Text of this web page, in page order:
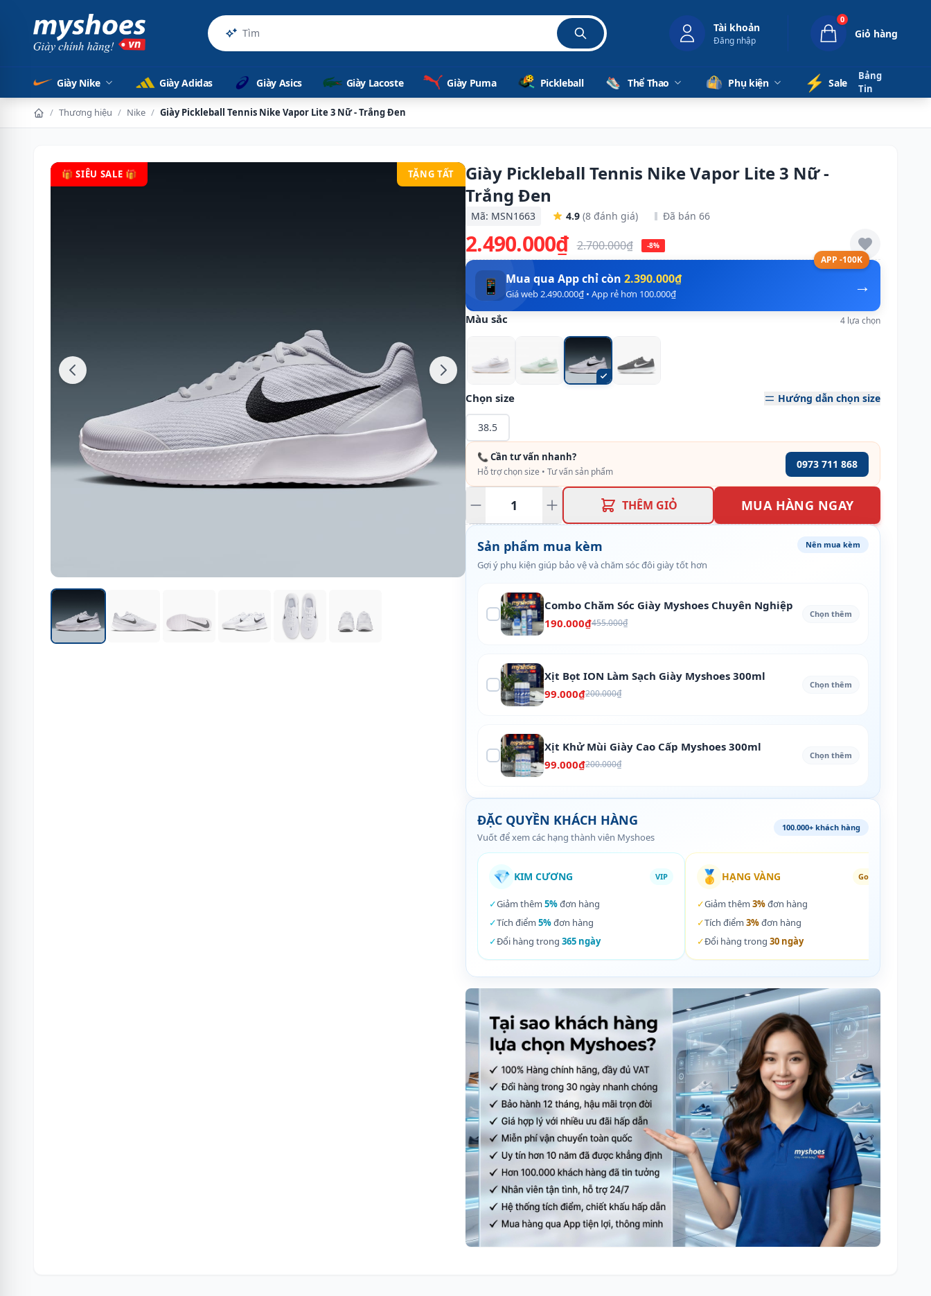
Sản phẩm ch Tài khoản
Đăng nhập
0
Giỏ hàng
Giày Nike Giày Adidas Giày Asics Giày Lacoste Giày Puma Pickleball Thể Thao Phụ kiện ⚡️ Sale
Bảng
Tin
/ Thương hiệu / Nike / Giày Pickleball Tennis Nike Vapor Lite 3 Nữ - Trắng Đen
🎁 SIÊU SALE 🎁 TẶNG TẤT
Giày Pickleball Tennis Nike Vapor Lite 3 Nữ -
Trắng Đen
Mã: MSN1663 4.9 (8 đánh giá) Đã bán 66
2.490.000₫ 2.700.000₫ -8%
APP -100K
→
📱 Mua qua App chỉ còn 2.390.000₫
Giá web 2.490.000₫ • App rẻ hơn 100.000₫
Màu sắc 4 lựa chọn
Chọn size Hướng dẫn chọn size
38.5
📞 Cần tư vấn nhanh?
Hỗ trợ chọn size • Tư vấn sản phẩm
0973 711 868
THÊM GIỎ MUA HÀNG NGAY
Sản phẩm mua kèm
Gợi ý phụ kiện giúp bảo vệ và chăm sóc đôi giày tốt hơn
Nên mua kèm
Combo Chăm Sóc Giày Myshoes Chuyên Nghiệp
190.000₫455.000₫
Chọn thêm
Xịt Bọt ION Làm Sạch Giày Myshoes 300ml
99.000₫200.000₫
Chọn thêm
Xịt Khử Mùi Giày Cao Cấp Myshoes 300ml
99.000₫200.000₫
Chọn thêm
ĐẶC QUYỀN KHÁCH HÀNG
Vuốt để xem các hạng thành viên Myshoes
100.000+ khách hàng
💎 KIM CƯƠNG VIP
✓Giảm thêm 5%đơn hàng
✓Tích điểm 5%đơn hàng
✓Đổi hàng trong 365 ngày
🥇 HẠNG VÀNG Gold
✓Giảm thêm 3%đơn hàng
✓Tích điểm 3%đơn hàng
✓Đổi hàng trong 30 ngày